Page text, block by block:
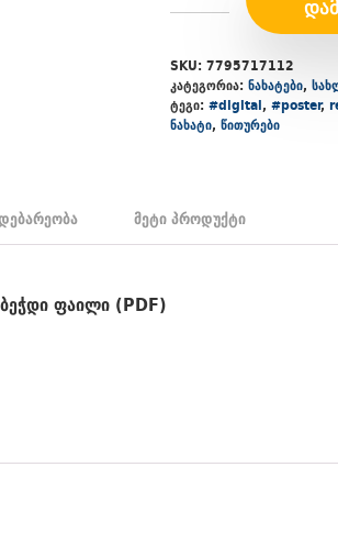
SKU: 7795717112
კატეგორია: ნახატები,
ტეგი: #digital, #poster,
ნახატი, წითურები
მეტი პროდუქტი
ფაილი (PDF)